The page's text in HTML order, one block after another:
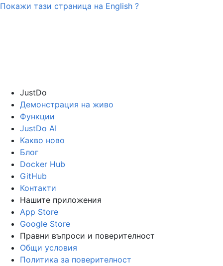
Покажи тази страница на English ?
JustDo
Демонстрация на живо
Функции
JustDo AI
Какво ново
Блог
Docker Hub
GitHub
Контакти
Нашите приложения
App Store
Google Store
Правни въпроси и поверителност
Общи условия
Политика за поверителност